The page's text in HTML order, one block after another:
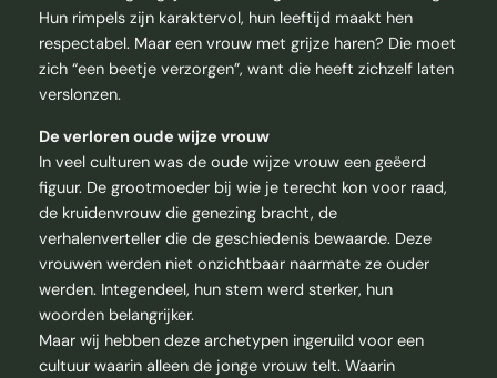
Hun rimpels zijn karaktervol, hun leeftijd maakt hen
respectabel. Maar een vrouw met grijze haren? Die moet
zich “een beetje verzorgen”, want die heeft zichzelf laten
verslonzen.
De verloren oude wijze vrouw
In veel culturen was de oude wijze vrouw een geëerd
figuur. De grootmoeder bij wie je terecht kon voor raad,
de kruidenvrouw die genezing bracht, de
verhalenverteller die de geschiedenis bewaarde. Deze
vrouwen werden niet onzichtbaar naarmate ze ouder
werden. Integendeel, hun stem werd sterker, hun
woorden belangrijker.
Maar wij hebben deze archetypen ingeruild voor een
cultuur waarin alleen de jonge vrouw telt. Waarin